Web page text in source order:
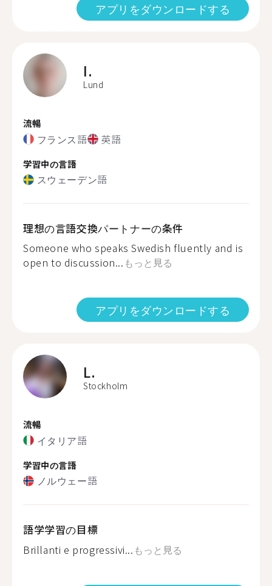
アプリをダウンロードする
I.
Lund
流暢
フランス語 英語
学習中の言語
スウェーデン語
理想の言語交換パートナーの条件
Someone who speaks Swedish fluently and is
open to discussion... もっと見る
アプリをダウンロードする
L.
Stockholm
流暢
イタリア語
学習中の言語
ノルウェー語
語学学習の目標
Brillanti e progressivi... もっと見る